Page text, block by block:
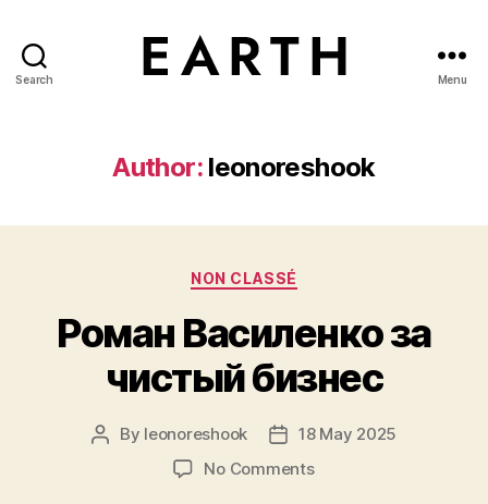
Search Menu
Author: leonoreshook
Categories
NON CLASSÉ
Роман Василенко за
чистый бизнес
Post
By leonoreshook
Post18 May 2025
No Commentson